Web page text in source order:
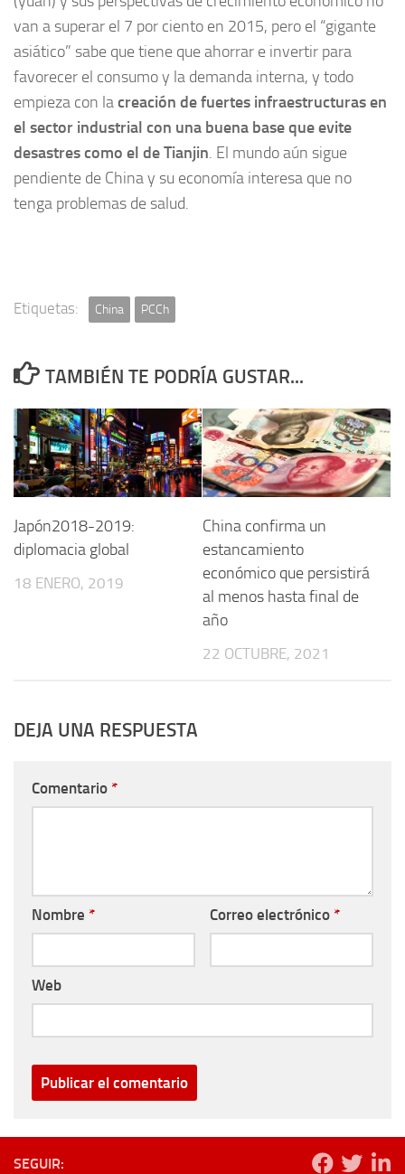
van a superar el 7 por ciento en 2015, pero el “gigante
asiático” sabe que tiene que ahorrar e invertir para
favorecer el consumo y la demanda interna, y todo
empieza con lacreación de fuertes infraestructuras en
el sector industrial con una buena base que evite
desastres como el de Tianjin. El mundo aún sigue
pendiente de China y su economía interesa que no
tenga problemas de salud.
Etiquetas: China PCCh
TAMBIÉN TE PODRÍA GUSTAR...
Japón2018-2019:
diplomacia global
18 ENERO, 2019
China confirma un
estancamiento
económico que persistirá
al menos hasta final de
año
22 OCTUBRE, 2021
DEJA UNA RESPUESTA
Comentario *
Nombre * Correo electrónico *
Web
SEGUIR: